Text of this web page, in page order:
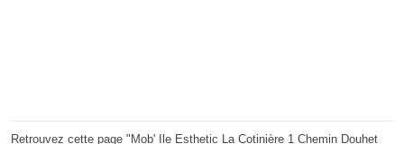
Retrouvez cette page "Mob' Ile Esthetic La Cotinière 1 Chemin Douhet